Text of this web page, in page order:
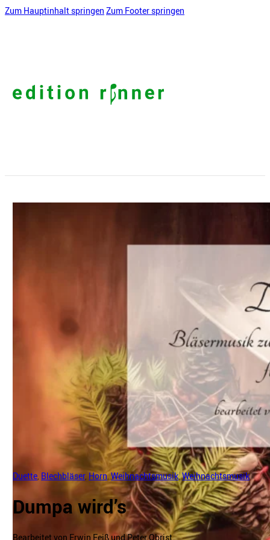
Zum Hauptinhalt springen Zum Footer springen
Duette Blechbläser, Horn,Weihnachtsmusik,Weihnachtsmusik
Dumpa wird’s
Bearbeitet von Erwin Feiß und Peter Obrist